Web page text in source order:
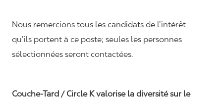
Nous remercions tous les candidats de l’intérêt
qu’ils portent à ce poste; seules les personnes
sélectionnées seront contactées.
Couche-Tard / Circle K valorise la diversité sur le